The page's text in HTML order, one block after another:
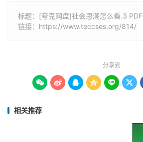
标题：[夸克网盘]社会思潮怎么看.3 PDF
链接： https://www.teccses.org/814/
分享到
     
相关推荐